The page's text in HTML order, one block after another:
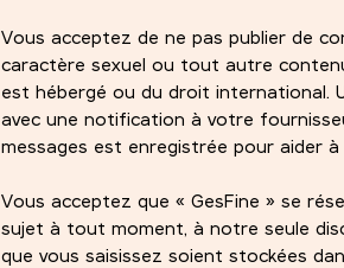
Vous acceptez de ne pas publier de
caractère sexuel ou tout autre
est hébergé ou du droit international.
avec une notification à votre
messages est enregistrée pour aider
Vous acceptez que « GesFine » se
sujet à tout moment, à notre seule
que vous saisissez soient stockées